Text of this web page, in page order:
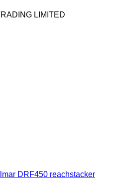
LIMITED
DRF450 reachstacker